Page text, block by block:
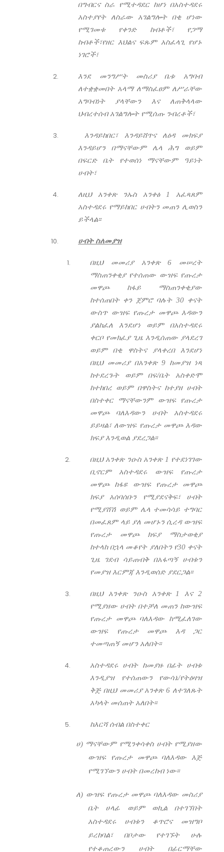
በግብርና ስራ የሚተዳደር ከሆነ በአስተዳደሩ
አስተያየት ለስራው አገልግሎት በቂ ሆነው
የሚገመቱ የቀንድ ከብቶች፣ የጋማ
ከብቶች፣የዘር እህልና ፍጹም አስፈላጊ የሆኑ
ነገሮች፣
እንደ መንግሥት መስሪያ ቤቱ አግባብ
ለተቋቋመበት አላማ ለማስፈፀም ለሥራቸው
አግባብነት ያላቸውን እና ለጠቅላላው
ህብረተሰብ አገልግሎት የሚሰጡ ንብረቶች፣
እንዳይከበር፣ እንዳይሸጥና ለዕዳ መክፍያ
እንዳይሆን በማናቸውም ሌላ ሕግ ወይም
በፍርድ ቤት የተወሰነ ማናቸውም ዓይነት
ሀብት፣
ለዚህአንቀጽ ንኡስ አንቀፅ 1 አፈጻጸም
አስተዳደሩ የማይከበር ሀብትን መጠን ሊወስን
ይችላል፡፡
ሀብት ስለመያዝ
በዚህ መመሪያ አንቀጽ 6 መሠረት
ማስጠንቀቂያ የተሰጠው ውዝፍ የጡረታ
መዋጮ ከፋይ ማስጠንቀቂያው
ከተሰጠበት ቀን ጀምሮ ባሉት 30 ቀናት
ውስጥ ውዝፍ የጡረታ መዋጮ እዳውን
ያልከፈለ እንደሆነ ወይም በአስተዳደሩ
ቀርቦ የመክፈያ ጊዜ እንዲሰጠው ያላደረገ
ወይም በቂ ዋስትና ያላቀረበ እንደሆነ
በዚህ መመሪያ በአንቀጽ 9 ከመያዝ ነጻ
ከተደረጉት ወይም በፍ/ቤት አስቀድሞ
ከተከበረ ወይም በዋስትና ከተያዘ ሀብት
በስተቀር ማናቸውንም ውዝፍ የጡረታ
መዋጮ ባለእዳውን ሀብት አስተዳደሩ
ይይዛል፣ ለውዝፍ የጡረታ መዋጮ እዳው
ክፍያ እንዲወል ያደረጋል፡፡
በዚህ አንቀጽ ንዑስ አንቀጽ 1 የተደነገገው
ቢኖርም አስተዳደሩ ውዝፍ የጡረታ
መዋጮ ከፋዩ ውዝፍ የጡረታ መዋጮ
ክፍያ አሰባሰቡን የሚያደናቅፍ፣ ሀብት
የሚያሸሽ ወይም ሌላ ተመሳሳይ ተግባር
በመፈጸም ላይ ያለ መሆኑን ሲረዳ ውዝፍ
የጡረታ መዋጮ ክፍያ ማስታወቂያ
ከተላከ በኋላ መቆየት ያለበትን የ30 ቀናት
ጊዜ ገደብ ሳይጠብቅ በአፋጣኝ ሀብቱን
የመያዝ እርምጃ እንዲወሰድ ያደርጋል፡፡
በዚህ አንቀጽ ንዑስ አንቀጽ 1 እና 2
የሚያዘው ሀብት በተቻለ መጠን ከውዝፍ
የጡረታ መዋጮ ባለእዳው ከሚፈለገው
ውዝፍ የጡረታ መዋጮ እዳ ጋር
ተመጣጠኝ መሆን አለበት፡፡
አስተዳደሩ ሀብት ከመያዙ በፊት ሀብቱ
እንዲያዝ የተሰጠውን የውሳኔ/የትዕዛዝ
ቅጅ በዚህ መመሪያ አንቀጽ 6 ለተገለጹት
አካላት መሰጠት አለበት፡፡
ከእርሻ ሰብል በስተቀር
ሀ) ማናቸውም የሚንቀሳቀስ ሀብት የሚያዘው
ውዝፍ የጡረታ መዋጮ ባለእዳው እጅ
የሚገኘውን ሀብት በመረከብ ነው፡፡
ለ) ውዝፍ የጡረታ መዋጮ ባለእዳው መስሪያ
ቤት ሀላፊ ወይም ወኪል በተገኘበት
አስተዳደሩ ሀብቱን ቆጥሮና መዝግቦ
ይረከባል፣ በቦታው የተገኙት ሁሉ
የተቆጠረውን ሀብት በፊርማቸው